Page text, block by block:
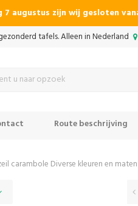
7 augustus zijn wij gesloten
tafels. Alleen in Nederland
Route beschrijving
carambole Diverse kleuren en maten